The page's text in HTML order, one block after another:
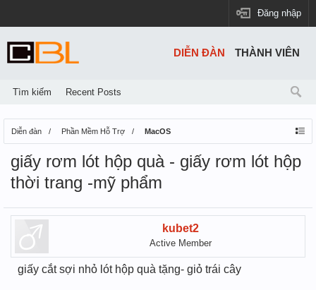
Đăng nhập
Diễn đàn Phần Mềm Hỗ Trợ MacOS
giấy rơm lót hộp quà - giấy rơm lót hộp
thời trang -mỹ phẩm
kubet2
Active Member
giấy cắt sợi nhỏ lót hộp quà tặng- giỏ trái cây
DIỄN ĐÀN
Tìm kiếm Recent Posts
THÀNH VIÊN